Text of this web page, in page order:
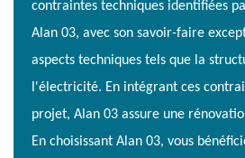
contraintes techniques identifiées
Alan 03, avec son savoir-faire
aspects techniques tels que la
l'électricité. En intégrant ces
projet, Alan 03 assure une
En choisissant Alan 03, vous